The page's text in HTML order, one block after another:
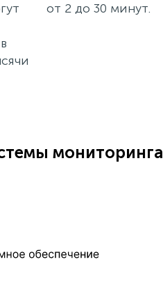
от 2 до 30 минут.
мониторинга